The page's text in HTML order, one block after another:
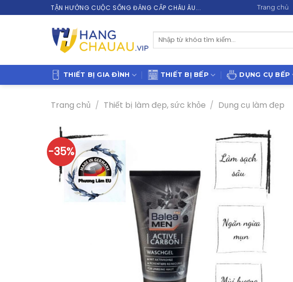
to
TẬN HƯỞNG CUỘC SỐNG ĐẲNG CẤP CHÂU ÂU... Trang chủ
Tìm
THIẾT BỊ GIA ĐÌNH THIẾT BỊ BẾP DỤNG CỤ BẾP
Trang chủ / Thiết bị làm đẹp, sức khỏe / Dụng cụ làm đẹp
-35%